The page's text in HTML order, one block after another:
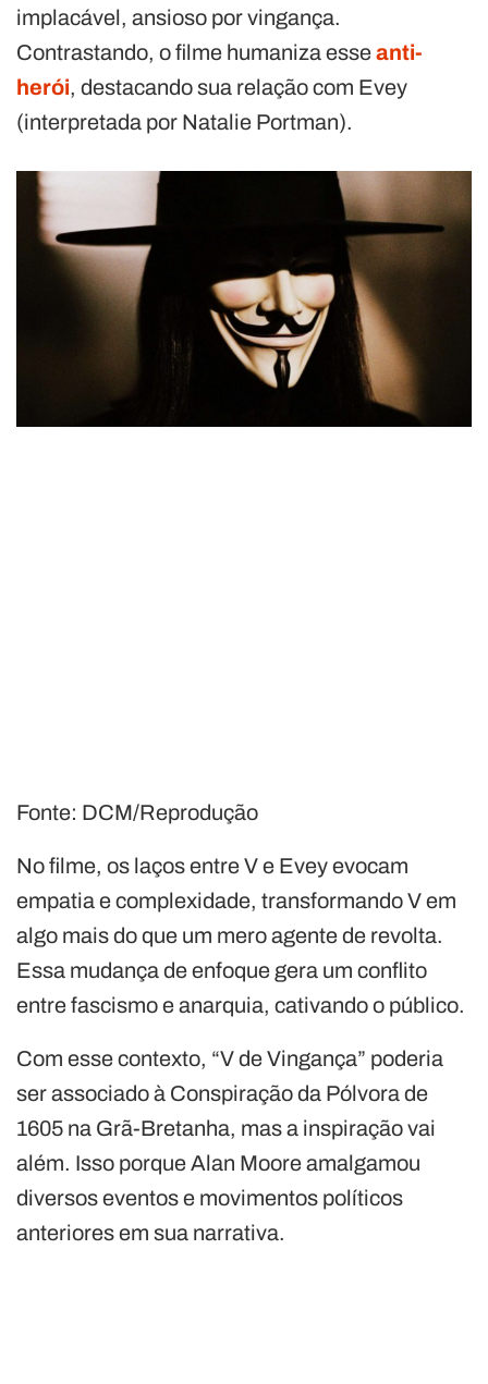
implacável, ansioso por vingança.
Contrastando, o filme humaniza esseanti-
herói, destacando sua relação com Evey
(interpretada por Natalie Portman).
Fonte: DCM/Reprodução
No filme, os laços entre V e Evey evocam
empatia e complexidade, transformando V em
algo mais do que um mero agente de revolta.
Essa mudança de enfoque gera um conflito
entre fascismo e anarquia, cativando o público.
Com esse contexto, “V de Vingança” poderia
ser associado à Conspiração da Pólvora de
1605 na Grã-Bretanha, mas a inspiração vai
além. Isso porque Alan Moore amalgamou
diversos eventos e movimentos políticos
anteriores em sua narrativa.